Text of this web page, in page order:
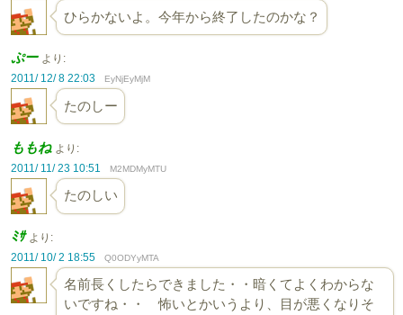
ひらかないよ。今年から終了したのかな？
ぷー より:
2011/ 12/ 8 22:03
EyNjEyMjM
たのしー
ももね より:
2011/ 11/ 23 10:51
M2MDMyMTU
たのしい
ﾐｻ より:
2011/ 10/ 2 18:55
Q0ODYyMTA
名前長くしたらできました・・暗くてよくわからな
いですね・・ 怖いとかいうより、目が悪くなりそ